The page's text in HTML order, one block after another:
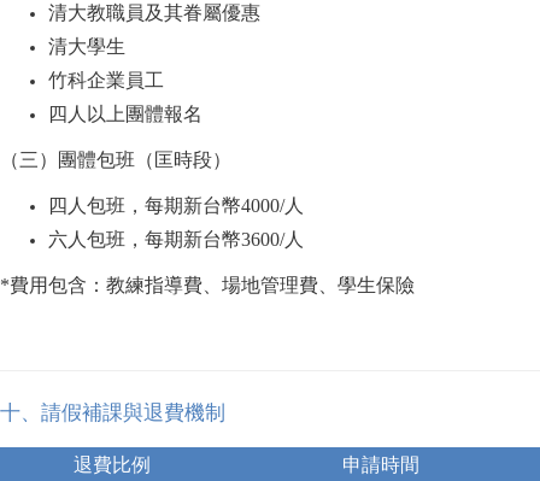
清大教職員及其眷屬優惠
清大學生
竹科企業員工
四人以上團體報名
（三）團體包班（匡時段）
四人包班，每期新台幣4000/人
六人包班，每期新台幣3600/人
*費用包含：教練指導費、場地管理費、學生保險
十、請假補課與退費機制
退費比例 申請時間